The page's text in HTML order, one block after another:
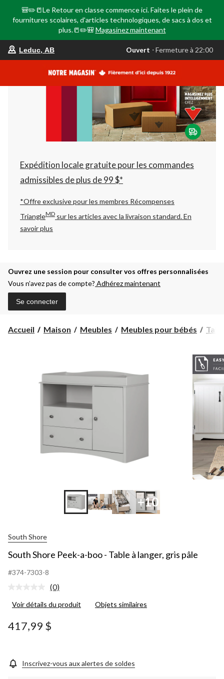
🎒✏️📒Le Retour en classe commence ici. Faites le plein de
fournitures scolaires, d'articles technologiques, de sacs à dos et
plus.📒✏️🎒 Magasinez maintenant
votre
est
AB,
Ouvert,
Fermeture
à
22:00
changer
Leduc, AB Ouvert ⋅ Fermeture à 22:00
Expédition locale gratuite pour les commandes
admissibles de plus de 99 $*
*Offre exclusive pour les membres Récompenses
TriangleMD sur les articles avec la livraison standard.En
savoir plus
Ouvrez une session pour consulter vos offres personnalisées
Vous n’avez pas de compte? Adhérez maintenant
Se connecter
Accueil Maison Meubles Meubles pour bébés
+10
South Shore
South Shore Peek-a-boo - Table à langer, gris pâle
#374-7303-8
Aucune
pour
produit.
Lien
page.
(0)
Voir détails du produit Objets similaires
417,99 $
Inscrivez-vous aux alertes de soldes